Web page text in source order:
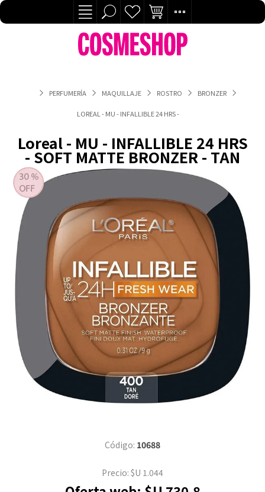
PERFUMERÍA MAQUILLAJE ROSTRO BRONZER
LOREAL - MU - INFALLIBLE 24 HRS - SOFT MATTE BRONZER -
Loreal - MU - INFALLIBLE 24 HRS
- SOFT MATTE BRONZER - TAN
Código: 10688
Precio: $U 1.044